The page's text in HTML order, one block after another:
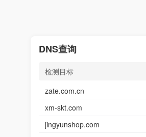
DNS查询
检测目标
zate.com.cn
xm-skt.com
jingyunshop.com